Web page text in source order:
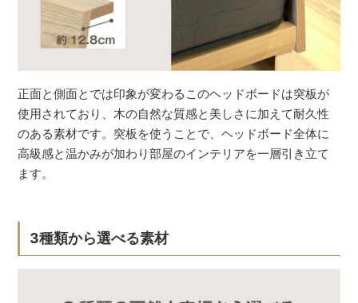
正面と側面とでは印象が変わるこのヘッドボードは突板が
使用されており、木の自然な質感と美しさに加えて耐久性
のある素材です。突板を使うことで、ヘッドボード全体に
高級感と温かみが加わり部屋のインテリアを一層引き立て
ます。
3種類から選べる素材